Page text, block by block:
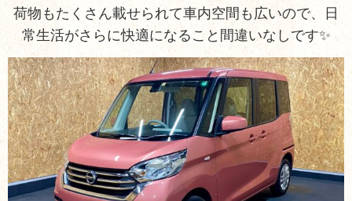
荷物もたくさん載せられて車内空間も広いので、日
常生活がさらに快適になること間違いなしです✨